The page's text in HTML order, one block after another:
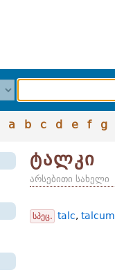
a b c d e f g
ტალკი
არსებითი სახელი
სპეც. talc, talcum